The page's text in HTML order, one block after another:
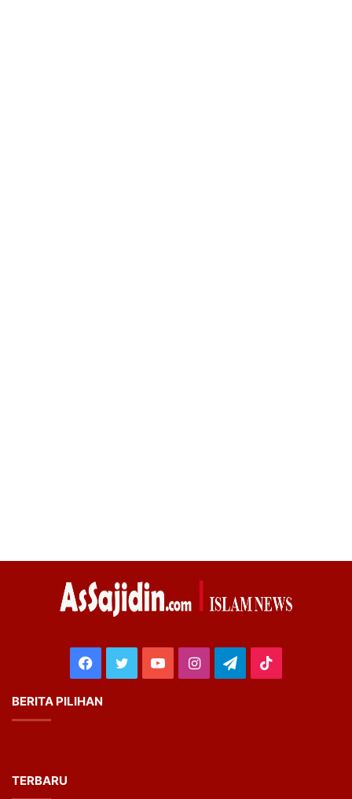
Facebook
TwitterYouTubeInstagram
Telegram
BERITA PILIHAN
TERBARU